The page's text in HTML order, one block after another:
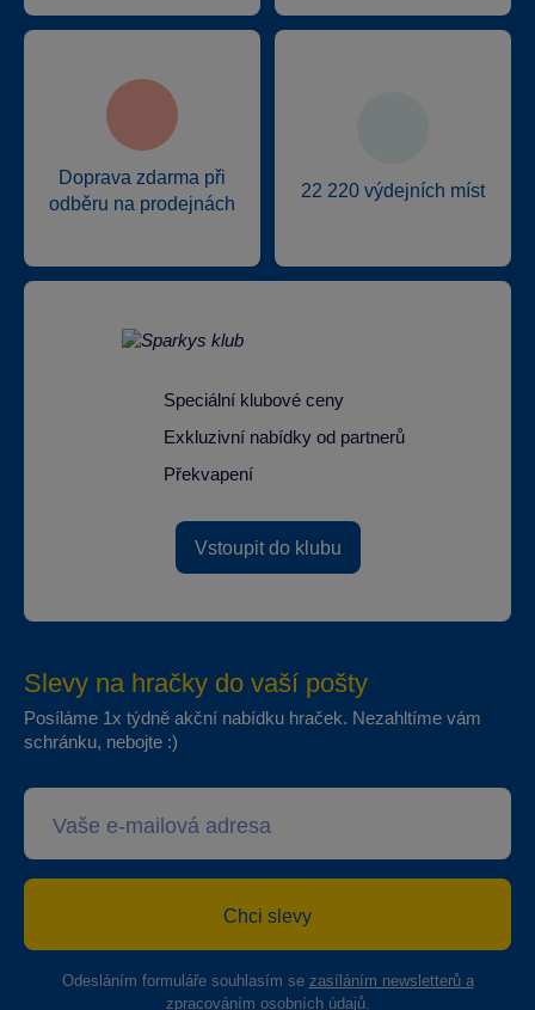
Doprava zdarma při
odběru na prodejnách
22 220 výdejních míst
Speciální klubové ceny
Exkluzivní nabídky od partnerů
Překvapení
Vstoupit do klubu
Slevy na hračky do vaší pošty
Posíláme 1x týdně akční nabídku hraček. Nezahltíme vám
schránku, nebojte :)
Chci slevy
Odesláním formuláře souhlasím se zasíláním newsletterů a
zpracováním osobních údajů.